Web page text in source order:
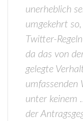
unerheblich
umgekehrt
Twitter-
da das von
gelegte
umfassenden
unter keinem
der